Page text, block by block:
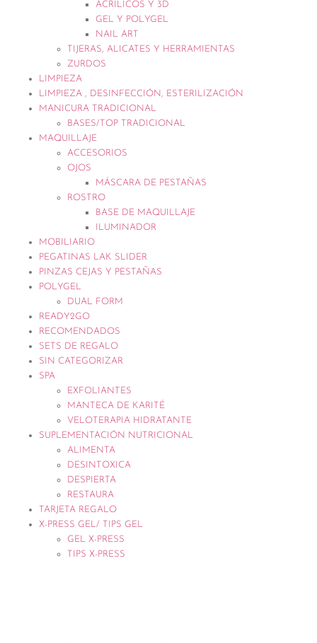
ACRÍLICOS Y 3D
GEL Y POLYGEL
NAIL ART
TIJERAS, ALICATES Y HERRAMIENTAS
ZURDOS
LIMPIEZA
LIMPIEZA , DESINFECCIÓN, ESTERILIZACIÓN
MANICURA TRADICIONAL
BASES/TOP TRADICIONAL
MAQUILLAJE
ACCESORIOS
OJOS
MÁSCARA DE PESTAÑAS
ROSTRO
BASE DE MAQUILLAJE
ILUMINADOR
MOBILIARIO
PEGATINAS LAK SLIDER
PINZAS CEJAS Y PESTAÑAS
POLYGEL
DUAL FORM
READY2GO
RECOMENDADOS
SETS DE REGALO
SIN CATEGORIZAR
SPA
EXFOLIANTES
MANTECA DE KARITÉ
VELOTERAPIA HIDRATANTE
SUPLEMENTACIÓN NUTRICIONAL
ALIMENTA
DESINTOXICA
DESPIERTA
RESTAURA
TARJETA REGALO
X-PRESS GEL/ TIPS GEL
GEL X-PRESS
TIPS X-PRESS